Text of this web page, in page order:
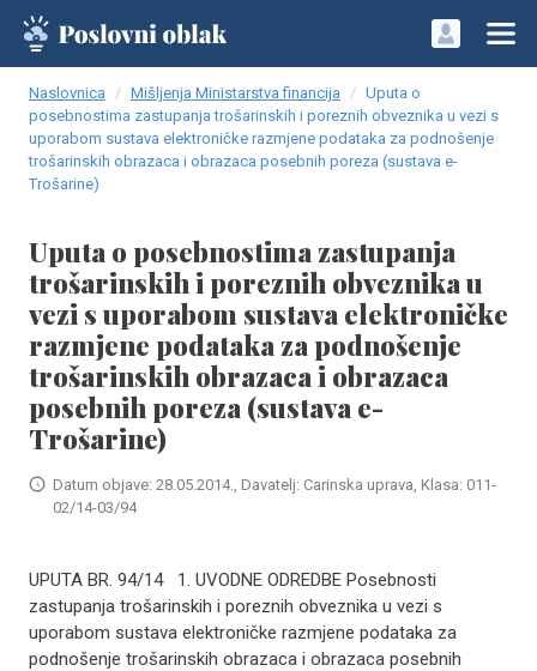
Naslovnica Mišljenja Ministarstva financija
Uputa o
posebnostima zastupanja trošarinskih i poreznih obveznika u vezi s
uporabom sustava elektroničke razmjene podataka za podnošenje
trošarinskih obrazaca i obrazaca posebnih poreza (sustava e-
Trošarine)
Uputa o posebnostima zastupanja
trošarinskih i poreznih obveznika u
vezi s uporabom sustava elektroničke
razmjene podataka za podnošenje
trošarinskih obrazaca i obrazaca
posebnih poreza (sustava e-
Trošarine)
Datum objave: 28.05.2014., Davatelj: Carinska uprava, Klasa: 011-
02/14-03/94
UPUTA BR. 94/14 1. UVODNE ODREDBE Posebnosti
zastupanja trošarinskih i poreznih obveznika u vezi s
uporabom sustava elektroničke razmjene podataka za
podnošenje trošarinskih obrazaca i obrazaca posebnih